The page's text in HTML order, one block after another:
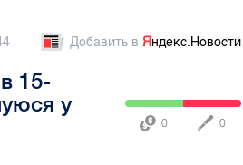
Добавить в Яндекс.Новости
15-
у
0 0